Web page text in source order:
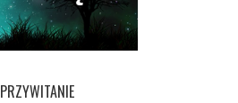
PRZYWITANIE